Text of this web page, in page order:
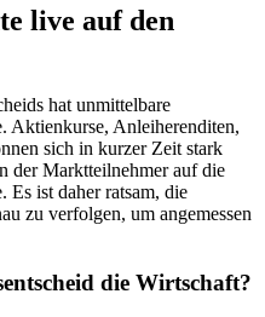
live auf den
hat unmittelbare
Aktienkurse, Anleiherenditen,
sich in kurzer Zeit stark
der Marktteilnehmer auf die
Es ist daher ratsam, die
zu verfolgen, um angemessen
die Wirtschaft?